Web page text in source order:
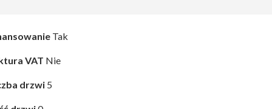
Tak
VAT Nie
drzwi 5